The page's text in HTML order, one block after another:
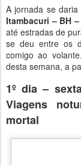
A jornada se daria
Itambacuri – BH
até estradas de
se deu entre os
comigo ao
desta semana, a
1º dia –
Viagens
mortal